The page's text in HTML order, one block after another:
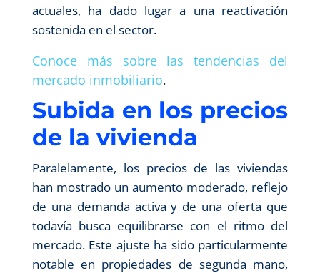
actuales, ha dado lugar a una reactivación
sostenida en el sector.
Conoce más sobre las tendencias del
mercado inmobiliario.
Subida en los precios
de la vivienda
Paralelamente, los precios de las viviendas
han mostrado un aumento moderado, reflejo
de una demanda activa y de una oferta que
todavía busca equilibrarse con el ritmo del
mercado. Este ajuste ha sido particularmente
notable en propiedades de segunda mano,